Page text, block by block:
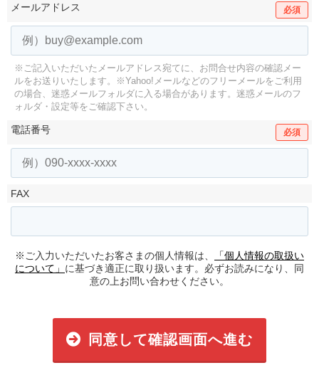
メールアドレス 必須
※ご記入いただいたメールアドレス宛てに、お問合せ内容の確認メー
ルをお送りいたします。
※Yahoo!メールなどのフリーメールをご利用
の場合、迷惑メールフォルダに入る場合があります。 迷惑メールのフ
ォルダ・設定等をご確認下さい。
電話番号 必須
FAX
※ご入力いただいたお客さまの個人情報は、
「個人情報の取扱い
について」 に基づき適正に取り扱います。必ずお読みになり、同
意の上お問い合わせください。
同意して確認画面へ進む